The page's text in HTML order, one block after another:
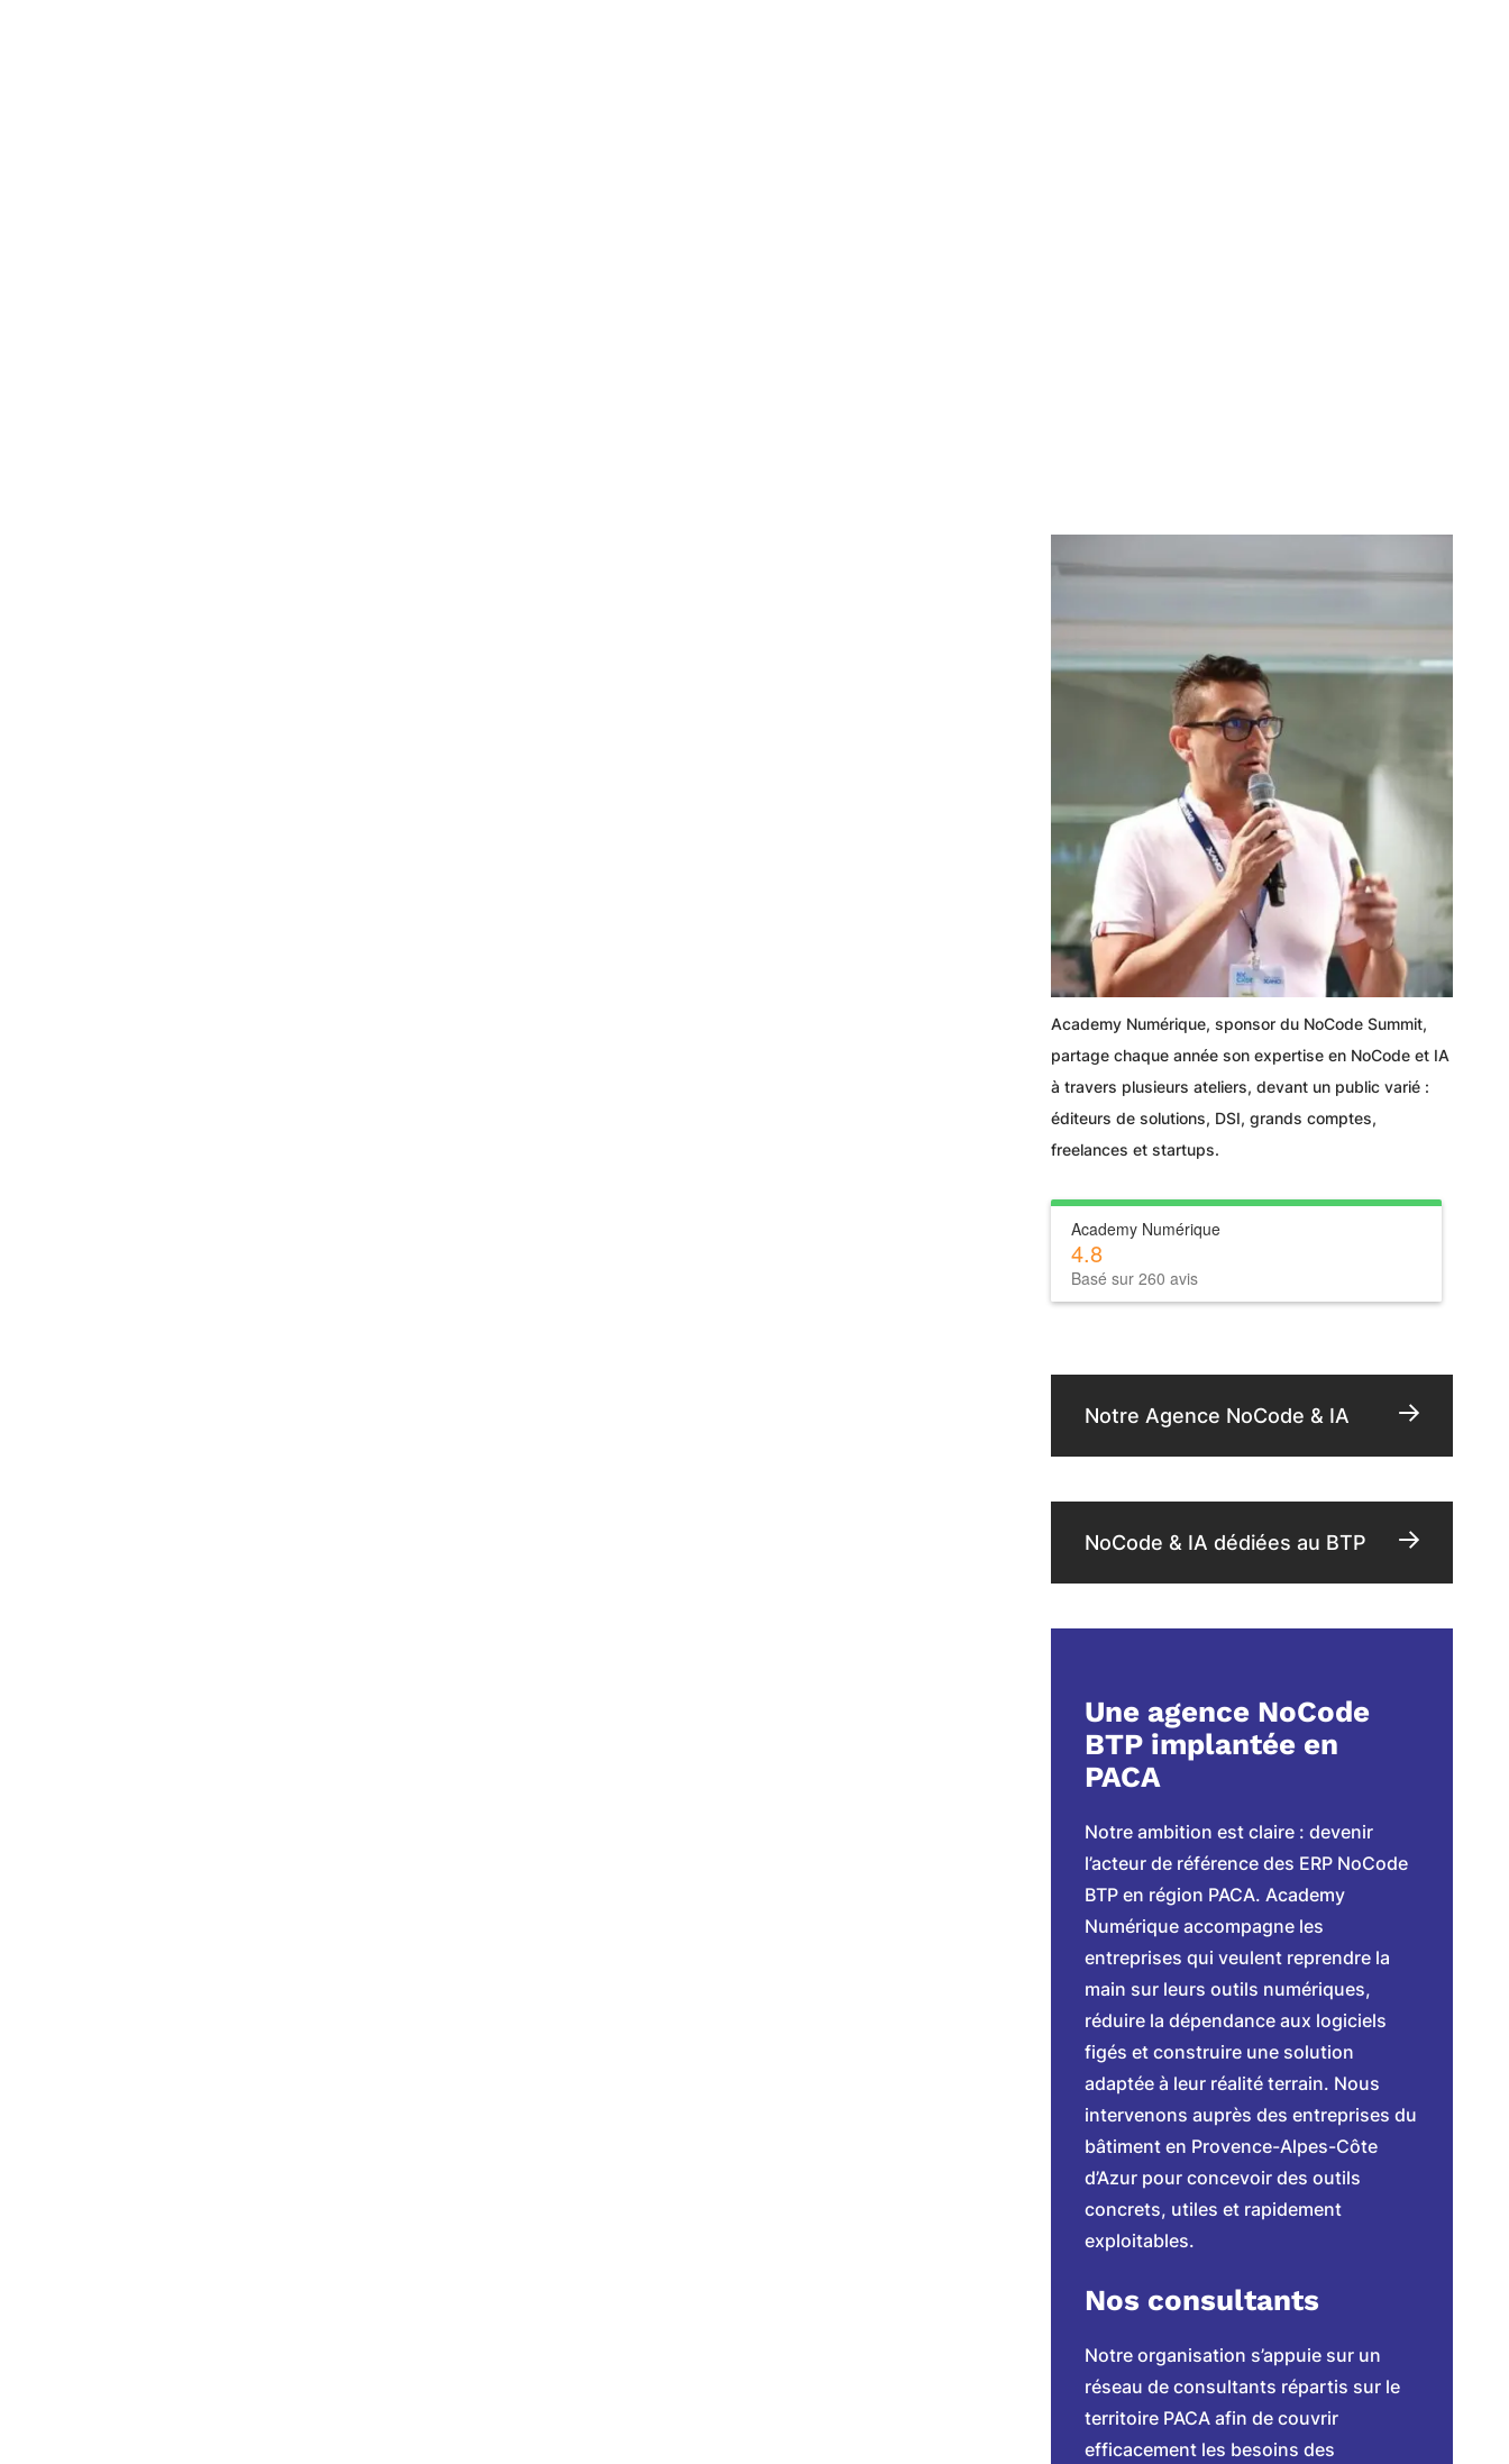
Academy Numérique, sponsor du NoCode Summit,
partage chaque année son expertise en NoCode et IA
à travers plusieurs ateliers, devant un public varié :
éditeurs de solutions, DSI, grands comptes,
freelances et startups.
Academy Numérique
4.8
Basé sur 260 avis
Notre Agence NoCode & IA
NoCode & IA dédiées au BTP
Une agence NoCode
BTP implantée en
PACA
Notre ambition est claire : devenir
l’acteur de référence des ERP NoCode
BTP en région PACA. Academy
Numérique accompagne les
entreprises qui veulent reprendre la
main sur leurs outils numériques,
réduire la dépendance aux logiciels
figés et construire une solution
adaptée à leur réalité terrain. Nous
intervenons auprès des entreprises du
bâtiment en Provence-Alpes-Côte
d’Azur pour concevoir des outils
concrets, utiles et rapidement
exploitables.
Nos consultants
Notre organisation s’appuie sur un
réseau de consultants répartis sur le
territoire PACA afin de couvrir
efficacement les besoins des